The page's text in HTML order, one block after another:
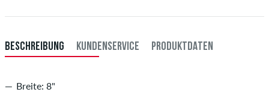
BESCHREIBUNG KUNDENSERVICE PRODUKTDATEN
Breite: 8"